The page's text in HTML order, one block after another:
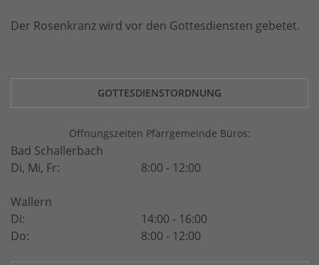
Der Rosenkranz wird vor den Gottesdiensten gebetet.
GOTTESDIENSTORDNUNG
Öffnungszeiten Pfarrgemeinde Büros:
Bad Schallerbach
Di, Mi, Fr:
8:00 - 12:00
Wallern
Di:
14:00 - 16:00
Do:
8:00 - 12:00